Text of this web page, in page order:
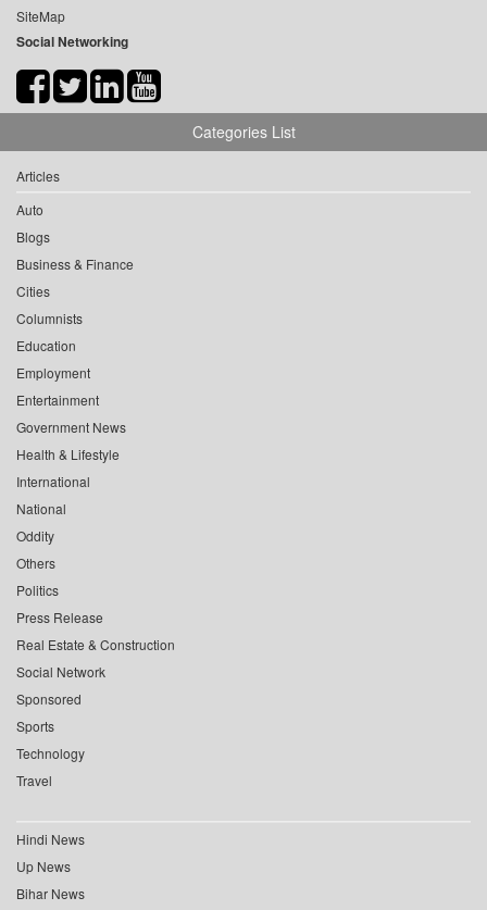
SiteMap
Social Networking
Categories List
Articles
Auto
Blogs
Business & Finance
Cities
Columnists
Education
Employment
Entertainment
Government News
Health & Lifestyle
International
National
Oddity
Others
Politics
Press Release
Real Estate & Construction
Social Network
Sponsored
Sports
Technology
Travel
Hindi News
Up News
Bihar News